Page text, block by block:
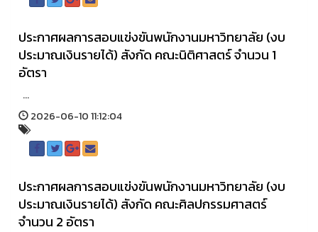
ประกาศผลการสอบแข่งขันพนักงานมหาวิทยาลัย (งบ
ประมาณเงินรายได้) สังกัด คณะนิติศาสตร์ จำนวน 1
อัตรา
...
2026-06-10 11:12:04
ประกาศผลการสอบแข่งขันพนักงานมหาวิทยาลัย (งบ
ประมาณเงินรายได้) สังกัด คณะศิลปกรรมศาสตร์
จำนวน 2 อัตรา